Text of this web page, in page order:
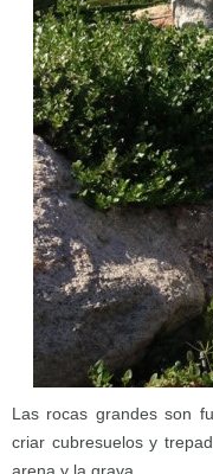
Las rocas grandes son
criar cubresuelos y